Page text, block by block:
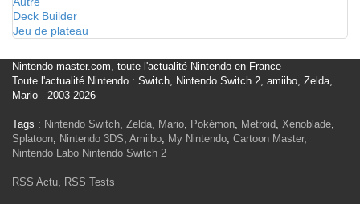
Deck Builder
Jeu de plateau
Nintendo-master.com, toute l'actualité Nintendo en France
Toute l'actualité Nintendo : Switch, Nintendo Switch 2, amiibo, Zelda,
Mario - 2003-2026
Tags : Nintendo Switch, Zelda, Mario, Pokémon, Metroid, Xenoblade,
Splatoon, Nintendo 3DS, Amiibo, My Nintendo, Cartoon Master,
Nintendo Labo Nintendo Switch 2
RSS Actu, RSS Tests